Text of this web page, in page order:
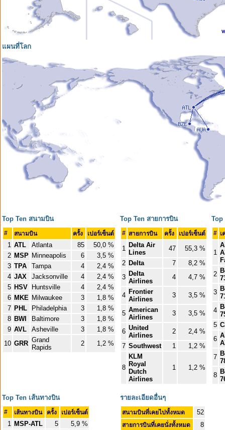
แผนที่โลก
Top Ten สนามบิน
# สนามบิน ครั้ง เปอร์เซ็นต์
1 ATL Atlanta 85
50,0 %
2 MSP Minneapolis 6
3,5 %
3 TPA Tampa 4
2,4 %
4 JAX Jacksonville 4
2,4 %
5 HSV Huntsville 4
2,4 %
6 MKE Milwaukee 3
1,8 %
7 PHL Philadelphia 3
1,8 %
8 BWI Baltimore 3
1,8 %
9 AVL Asheville 3
1,8 %
10 GRR Grand
Rapids
2 1,2 %
Top Ten สายการบิน
# สายการบิน ครั้ง เปอร์เซ็นต์
1 Delta Air
Lines
47
55,3 %
2 Delta 7
8,2 %
3 Delta
Airlines
4 4,7 %
4 Frontier
Airlines
3 3,5 %
5 American
Airlines
3 3,5 %
6 United
Airlines
2
2,4 %
7 Southwest 1 1,2 %
8
KLM
Royal
Dutch
Airlines
1 1,2 %
Top
# เ
1
2
3
4
5
6
7
8
Top Ten เส้นทางบิน
# เส้นทางบิน ครั้ง เปอร์เซ็นต์
1 MSP-ATL 5
5,9 %
รายละเอียดอื่นๆ
สนามบินที่เคยไปทั้งหมด 52
สายการบินที่เคยนั่งทั้งหมด 8